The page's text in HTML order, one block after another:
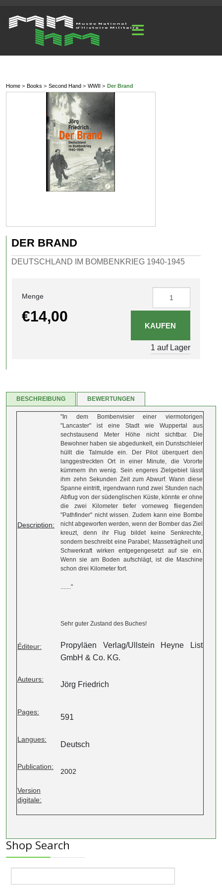
Home Books Second Hand WWII Der Brand
DER BRAND
DEUTSCHLAND IM BOMBENKRIEG 1940-1945
Menge
€14,00
1 auf Lager
BESCHREIBUNG BEWERTUNGEN
Description:
"In dem Bombenvisier einer viermotorigen
"Lancaster" ist eine Stadt wie Wuppertal aus
sechstausend Meter Höhe nicht sichtbar. Die
Bewohner haben sie abgedunkelt, ein Dunstschleier
hüllt die Talmulde ein. Der Pilot überquert den
langgestreckten Ort in einer Minute, die Vororte
kümmern ihn wenig. Sein engeres Zielgebiet lässt
ihm zehn Sekunden Zeit zum Abwurf. Wann diese
Spanne eintritt, irgendwann rund zwei Stunden nach
Abflug von der südenglischen Küste, könnte er ohne
die zwei Kilometer tiefer vorneweg fliegenden
"Pathfinder" nicht wissen. Zudem kann eine Bombe
nicht abgeworfen werden, wenn der Bomber das Ziel
kreuzt, denn ihr Flug bildet keine Senkrechte,
sondern beschreibt eine Parabel; Masseträgheit und
Schwerkraft wirken entgegengesetzt auf sie ein.
Wenn sie am Boden aufschlägt, ist die Maschine
schon drei Kilometer fort.
......."
Sehr guter Zustand des Buches!
Éditeur:
Propyläen Verlag/Ullstein Heyne List
GmbH & Co. KG.
Auteurs:
Jörg Friedrich
Pages:
591
Langues:
Deutsch
Publication:
2002
Version
digitale:
Shop Search